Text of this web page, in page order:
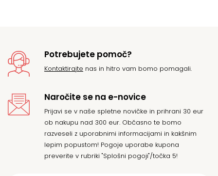
Potrebujete pomoč?
Kontaktirajte nas in hitro vam bomo pomagali.
Naročite se na e-novice
Prijavi se v naše spletne novičke in prihrani 30 eur
ob nakupu nad 300 eur. Občasno te bomo
razveseli z uporabnimi informacijami in kakšnim
lepim popustom! Pogoje uporabe kupona
preverite v rubriki "Splošni pogoji"/točka 5!